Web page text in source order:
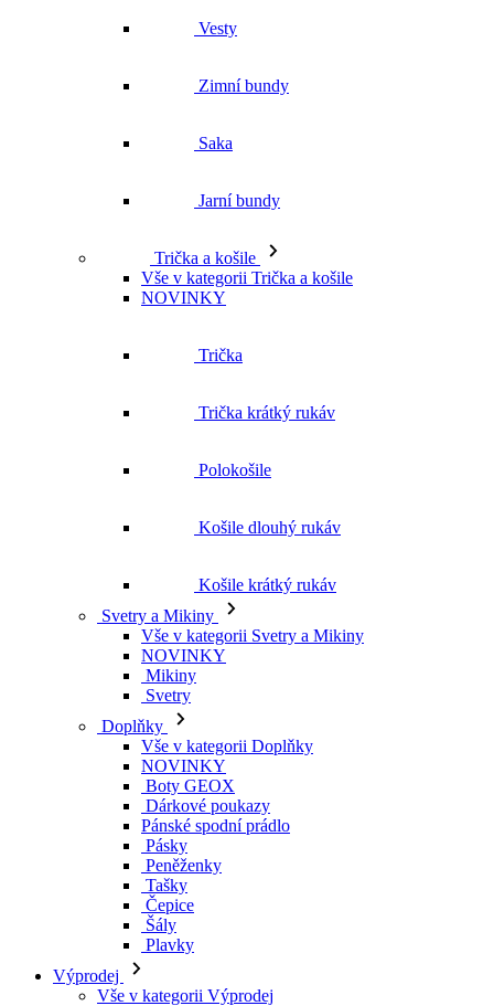
Vesty
Zimní bundy
Saka
Jarní bundy
Trička a košile
Vše v kategorii Trička a košile
NOVINKY
Trička
Trička krátký rukáv
Polokošile
Košile dlouhý rukáv
Košile krátký rukáv
Svetry a Mikiny
Vše v kategorii Svetry a Mikiny
NOVINKY
Mikiny
Svetry
Doplňky
Vše v kategorii Doplňky
NOVINKY
Boty GEOX
Dárkové poukazy
Pánské spodní prádlo
Pásky
Peněženky
Tašky
Čepice
Šály
Plavky
Výprodej
Vše v kategorii Výprodej